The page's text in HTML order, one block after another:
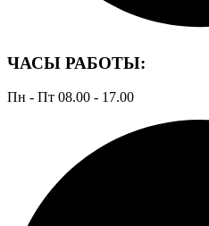
ЧАСЫ РАБОТЫ:
Пн - Пт 08.00 - 17.00